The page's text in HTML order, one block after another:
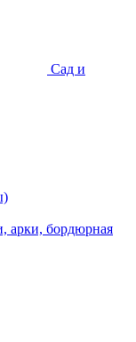
Сад и
арки, бордюрная